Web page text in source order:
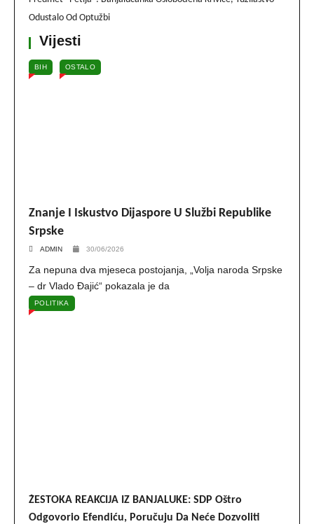
Odustalo Od Optužbi
Vijesti
BIH OSTALO
Znanje I Iskustvo Dijaspore U Službi Republike
Srpske
ADMIN 30/06/2026
Za nepuna dva mjeseca postojanja, „Volja naroda Srpske
– dr Vlado Đajić“ pokazala je da
POLITIKA
ŽESTOKA REAKCIJA IZ BANJALUKE: SDP Oštro
Odgovorio Efendiću, Poručuju Da Neće Dozvoliti